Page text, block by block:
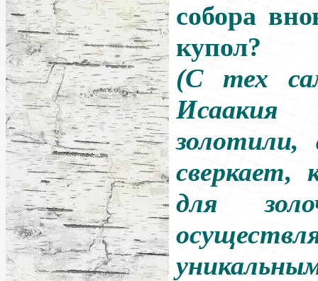
собора
купол?
(С тех
золотили,
сверкает,
для